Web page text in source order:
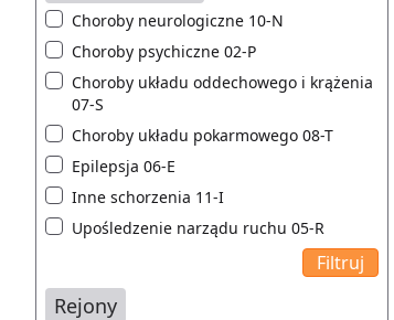
Choroby neurologiczne 10-N
Choroby psychiczne 02-P
Choroby układu oddechowego i krążenia
07-S
Choroby układu pokarmowego 08-T
Epilepsja 06-E
Inne schorzenia 11-I
Upośledzenie narządu ruchu 05-R
Rejony